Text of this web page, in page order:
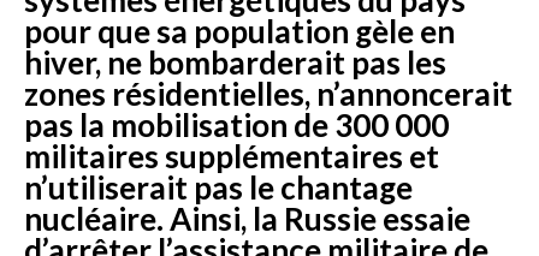
pour que sa population gèle en
hiver, ne bombarderait pas les
zones résidentielles, n’annoncerait
pas la mobilisation de 300 000
militaires supplémentaires et
n’utiliserait pas le chantage
nucléaire. Ainsi, la Russie essaie